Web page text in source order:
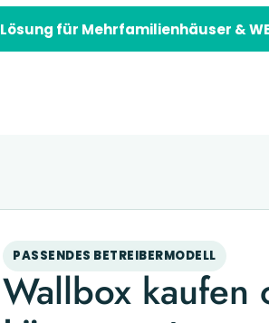
Lösung für Mehrfamilienhäuser &
PASSENDES BETREIBERMODELL
Wallbox kaufen